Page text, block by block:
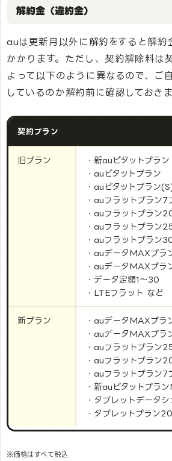
解約金（違約金）
auは更新月以外に解約をすると解約
かかります。ただし、契約解除料は
よって以下のように異なるので、ご
しているのか解約前に確認しておき
契約プラン
旧プラン
・新auピタットプラン
・auピタットプラン
・auピタットプラン
・auフラットプラン7
・auフラットプラン
・auフラットプラン
・auフラットプラン
・auデータMAXプラ
・auデータMAXプ
・データ定額1～30
・LTEフラット など
新プラン
・auデータMAXプラ
・auデータMAXプラ
・auフラットプラン
・auフラットプラン
・auフラットプラン7
・新auピタットプラン
・タブレットデータ
・タブレットプラン20
※価格はすべて税込